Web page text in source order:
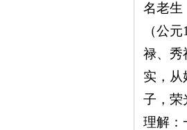
名老生
（公
禄、秀
实，从
子，荣
理解：